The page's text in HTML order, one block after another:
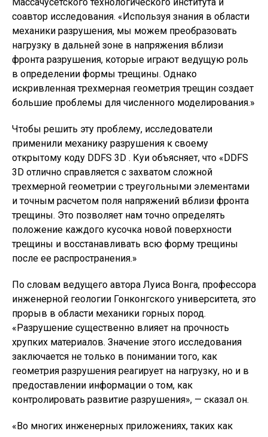
соавтор исследования. «Используя знания в области
механики разрушения, мы можем преобразовать
нагрузку в дальней зоне в напряжения вблизи
фронта разрушения, которые играют ведущую роль
в определении формы трещины. Однако
искривленная трехмерная геометрия трещин создает
большие проблемы для численного моделирования.»
Чтобы решить эту проблему, исследователи
применили механику разрушения к своему
открытому коду DDFS 3D . Куи объясняет, что «DDFS
3D отлично справляется с захватом сложной
трехмерной геометрии с треугольными элементами
и точным расчетом поля напряжений вблизи фронта
трещины. Это позволяет нам точно определять
положение каждого кусочка новой поверхности
трещины и восстанавливать всю форму трещины
после ее распространения.»
По словам ведущего автора Луиса Вонга, профессора
инженерной геологии Гонконгского университета, это
прорыв в области механики горных пород.
«Разрушение существенно влияет на прочность
хрупких материалов. Значение этого исследования
заключается не только в понимании того, как
геометрия разрушения реагирует на нагрузку, но и в
предоставлении информации о том, как
контролировать развитие разрушения», — сказал он.
«Во многих инженерных приложениях, таких как